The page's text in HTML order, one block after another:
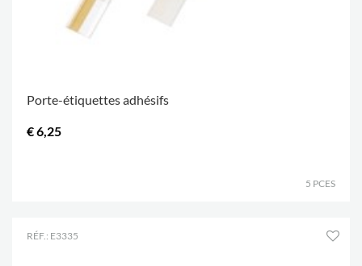
Porte-étiquettes adhésifs
€ 6,25
5 PCES
RÉF.: E3335